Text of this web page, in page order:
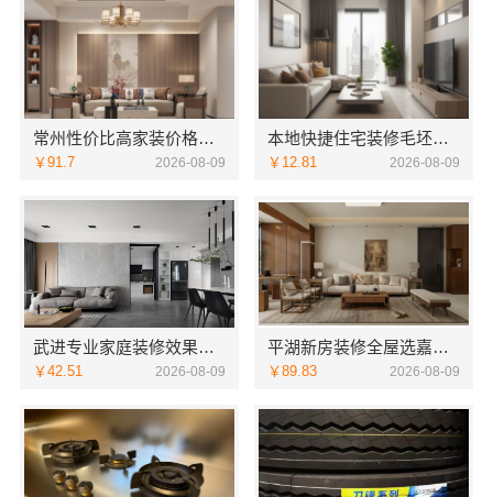
常州性价比高家装价格清单，常州宜居佳装饰工程有限公司为您详解
￥91.7 2026-08-09
本地快捷住宅装修毛坯房，本地快装（湖北）科技有限公司省心到家
￥12.81 2026-08-09
武进专业家庭装修效果图_常州宜居佳装饰工程有限公司
￥42.51 2026-08-09
平湖新房装修全屋选嘉兴家美建材科技一站式服务
￥89.83 2026-08-09